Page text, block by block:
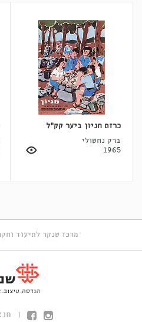
כרזת חניון ביער קק"ל
ברק נחשולי
1965
מרכז שנקר לתיעוד